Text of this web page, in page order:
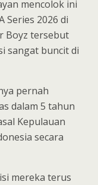
mencolok ini
Series 2026 di
Boyz tersebut
sangat buncit di
pernah
dalam 5 tahun
Kepulauan
secara
mereka terus